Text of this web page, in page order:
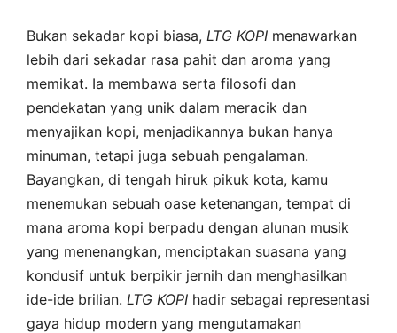
Bukan sekadar kopi biasa, LTG KOPI menawarkan
lebih dari sekadar rasa pahit dan aroma yang
memikat. Ia membawa serta filosofi dan
pendekatan yang unik dalam meracik dan
menyajikan kopi, menjadikannya bukan hanya
minuman, tetapi juga sebuah pengalaman.
Bayangkan, di tengah hiruk pikuk kota, kamu
menemukan sebuah oase ketenangan, tempat di
mana aroma kopi berpadu dengan alunan musik
yang menenangkan, menciptakan suasana yang
kondusif untuk berpikir jernih dan menghasilkan
ide-ide brilian. LTG KOPI hadir sebagai representasi
gaya hidup modern yang mengutamakan